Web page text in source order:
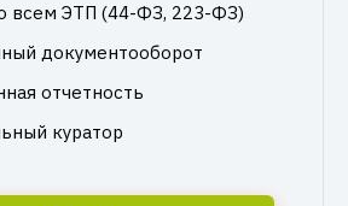
всем ЭТП (44-ФЗ, 223-ФЗ)
документооборот
отчетность
куратор